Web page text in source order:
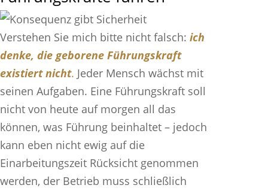
Verstehen Sie mich bitte nicht falsch: ich
denke, die geborene Führungskraft
existiert nicht. Jeder Mensch wächst mit
seinen Aufgaben. Eine Führungskraft soll
nicht von heute auf morgen all das
können, was Führung beinhaltet – jedoch
kann eben nicht ewig auf die
Einarbeitungszeit Rücksicht genommen
werden, der Betrieb muss schließlich